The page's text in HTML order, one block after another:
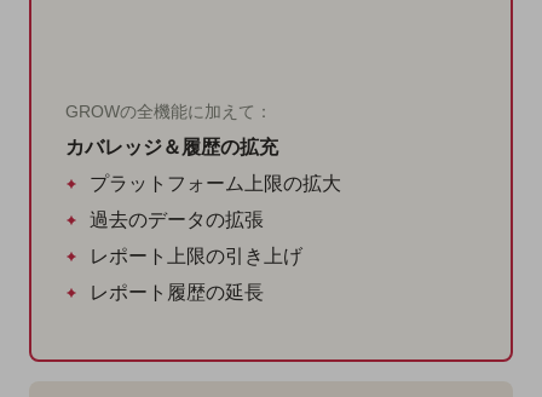
GROWの全機能に加えて：
カバレッジ＆履歴の拡充
プラットフォーム上限の拡大
過去のデータの拡張
レポート上限の引き上げ
レポート履歴の延長